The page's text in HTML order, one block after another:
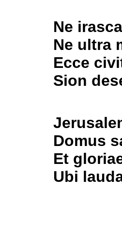
Ne
Ne ultra
Ecce
Sion
Domus
Et
Ubi